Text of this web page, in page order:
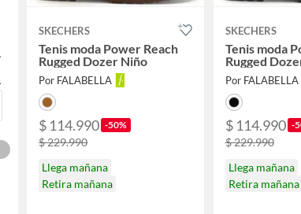
SKECHERS
Tenis moda Power Reach
Rugged Dozer Niño
Por FALABELLA
$ 114.990 -50%
$ 229.990
Llega mañana
Retira mañana
SKECHERS
Tenis moda
Rugged
Por FALABELLA
$ 114.990 -
$ 229.990
Llega mañana
Retira mañana